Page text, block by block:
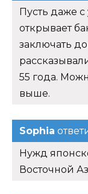
Пусть даже с
открывает
заключать
55 года.
выше.
Sophia
Нужд
Восточной